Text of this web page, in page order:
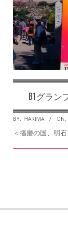
B1グラン
2019-
12-
BY: HARIMA ON:
＜播磨の国、明